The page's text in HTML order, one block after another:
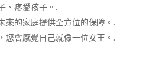
、疼愛孩子。.
來的家庭提供全方位的保障。.
您會感覺自己就像一位女王。.